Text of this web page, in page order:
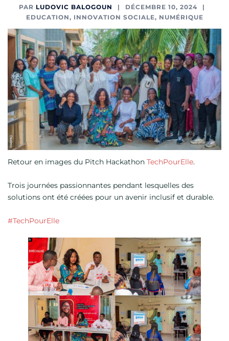
PAR LUDOVIC BALOGOUN
DÉCEMBRE 10, 2024
EDUCATION, INNOVATION SOCIALE, NUMÉRIQUE
Retour en images du Pitch Hackathon TechPourElle.
Trois journées passionnantes pendant lesquelles des
solutions ont été créées pour un avenir inclusif et durable.
#TechPourElle